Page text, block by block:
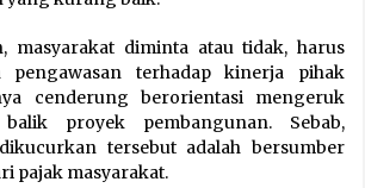
masyarakat diminta atau tidak, harus
pengawasan terhadap kinerja pihak
cenderung berorientasi mengeruk
proyek pembangunan. Sebab,
tersebut adalah bersumber
pajak masyarakat.